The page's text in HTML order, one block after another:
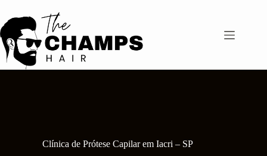
para
o
conteúdo
Clínica de Prótese Capilar em Iacri – SP